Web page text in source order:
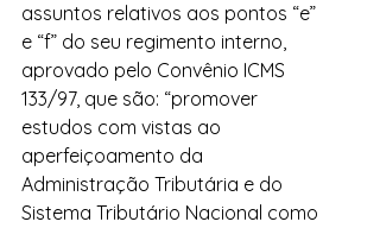
assuntos relativos aos pontos “e”
e “f” do seu regimento interno,
aprovado pelo Convênio ICMS
133/97, que são: “promover
estudos com vistas ao
aperfeiçoamento da
Administração Tributária e do
Sistema Tributário Nacional como